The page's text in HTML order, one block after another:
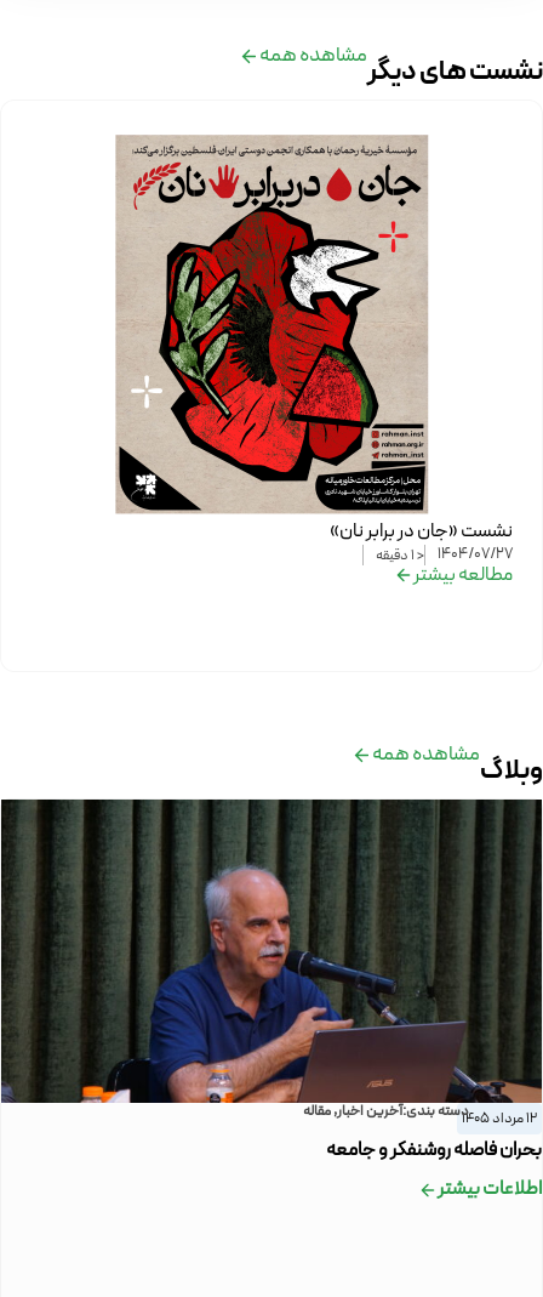
نشست های دیگرمشاهده همه
نشست «جان در برابر نان»
1404/07/27
< 1 دقیقه
مطالعه بیشتر
وبلاگمشاهده همه
12 مرداد 1405 دسته بندی:آخرین اخبار,مقاله
بحران فاصله روشنفکر و جامعه
اطلاعات بیشتر